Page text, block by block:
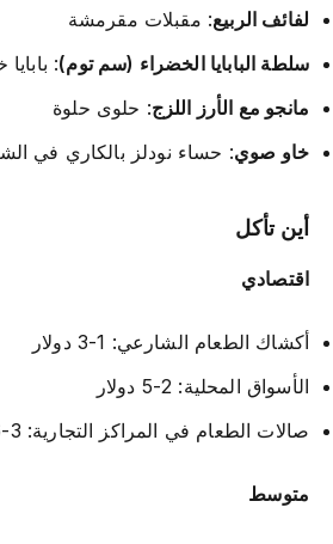
لفائف الربيع: مقبلات مقرمشة
سلطة البابايا الخضراء (سم توم):
مانجو مع الأرز اللزج: حلوى حلوة
خاو صوي: حساء نودلز بالكاري في
أين تأكل
اقتصادي
أكشاك الطعام الشارعي: 1-3 دولار
الأسواق المحلية: 2-5 دولار
صالات الطعام في المراكز التجارية: 3-6 دولار
متوسط